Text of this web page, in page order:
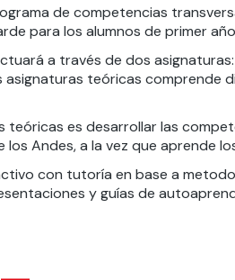
de competencias
para los alumnos de primer
a través de dos
asignaturas teóricas
teóricas es desarrollar las
los Andes, a la vez que aprende
con tutoría en base a
y guías de